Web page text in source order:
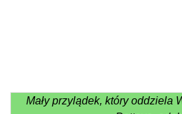
Mały przylądek, który oddziela